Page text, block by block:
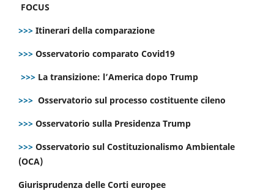
FOCUS
>>> Itinerari della comparazione
>>> Osservatorio comparato Covid19
>>> La transizione: l’America dopo Trump
>>> Osservatorio sul processo costituente cileno
>>> Osservatorio sulla Presidenza Trump
>>> Osservatorio sul Costituzionalismo Ambientale
(OCA)
Giurisprudenza delle Corti europee